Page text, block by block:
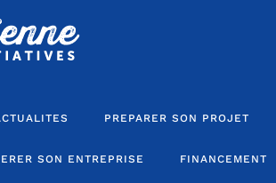
PREPARER SON PROJET
SON ENTREPRISE FINANCEMENT